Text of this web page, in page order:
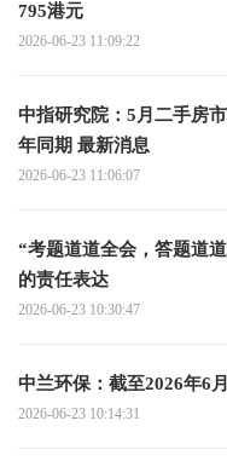
795港元
2026-06-23 11:09:22
中指研究院：5月二手房
年同期 最新消息
2026-06-23 11:06:07
“考题道道全会，答题道
的责任表达
2026-06-23 10:30:47
中兰环保：截至2026年6
2026-06-23 10:14:31